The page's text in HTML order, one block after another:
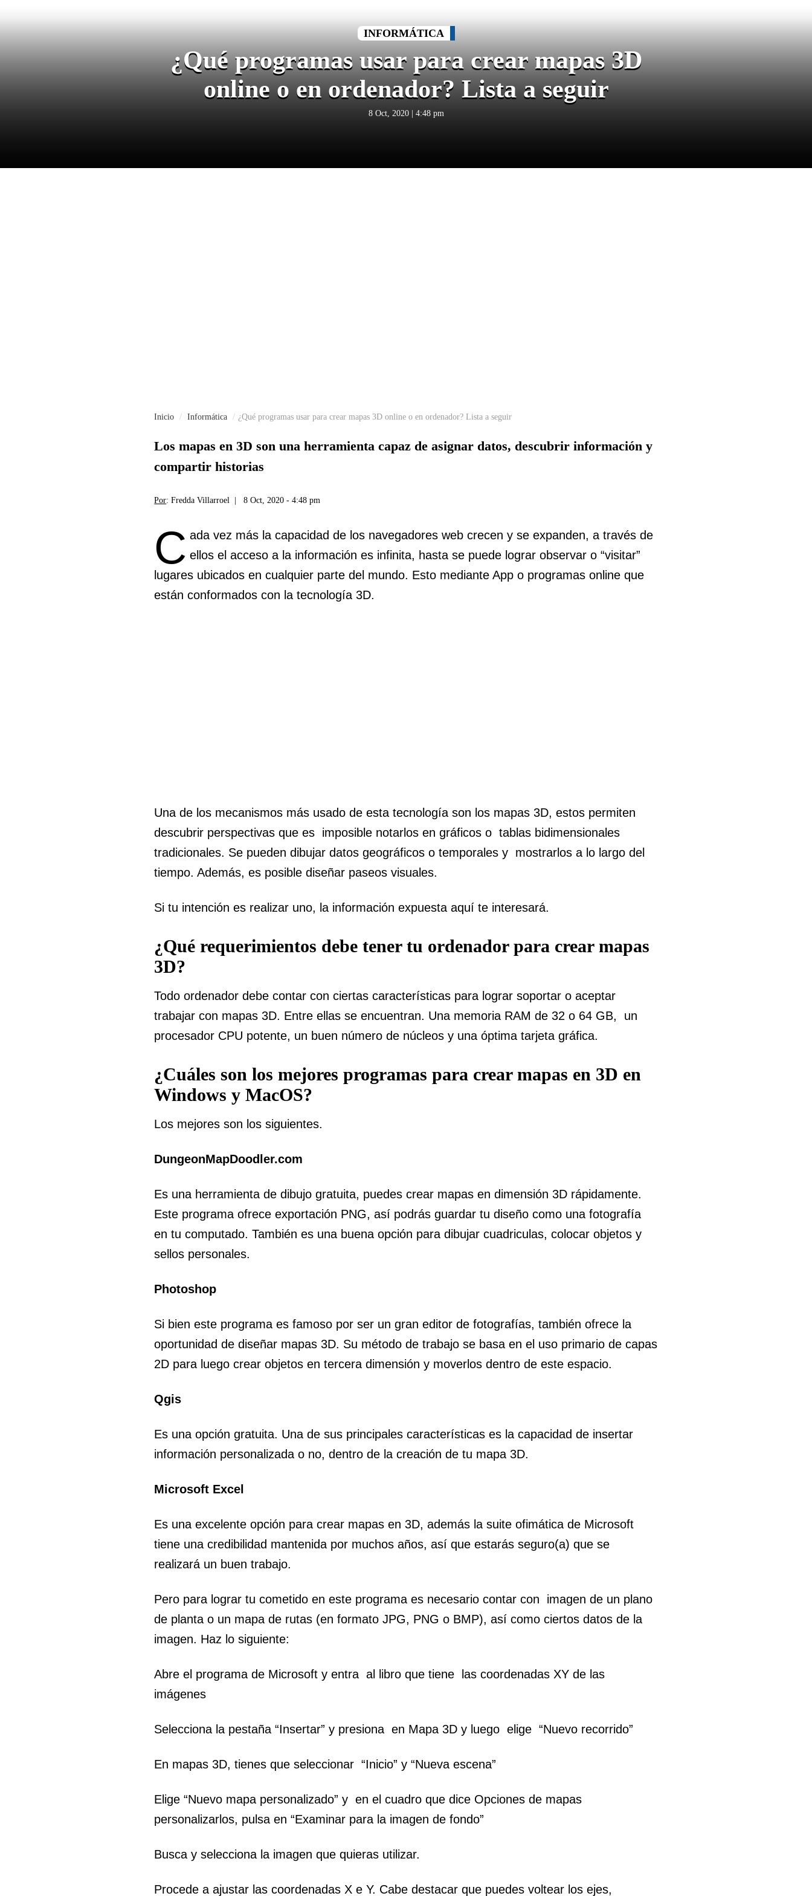
INFORMÁTICA
¿Qué programas usar para crear mapas 3D
online o en ordenador? Lista a seguir
8 Oct, 2020 | 4:48 pm
Inicio Informática ¿Qué programas usar para crear mapas 3D online o en ordenador? Lista a seguir
Los mapas en 3D son una herramienta capaz de asignar datos, descubrir información y
compartir historias
Por: Fredda Villarroel | 8 Oct, 2020 - 4:48 pm
C ada vez más la capacidad de los navegadores web crecen y se expanden, a través de
ellos el acceso a la información es infinita, hasta se puede lograr observar o “visitar”
lugares ubicados en cualquier parte del mundo. Esto mediante App o programas online que
están conformados con la tecnología 3D.
Una de los mecanismos más usado de esta tecnología son los mapas 3D, estos permiten
descubrir perspectivas que es imposible notarlos en gráficos o tablas bidimensionales
tradicionales. Se pueden dibujar datos geográficos o temporales y mostrarlos a lo largo del
tiempo. Además, es posible diseñar paseos visuales.
Si tu intención es realizar uno, la información expuesta aquí te interesará.
¿Qué requerimientos debe tener tu ordenador para crear mapas
3D?
Todo ordenador debe contar con ciertas características para lograr soportar o aceptar
trabajar con mapas 3D. Entre ellas se encuentran. Una memoria RAM de 32 o 64 GB, un
procesador CPU potente, un buen número de núcleos y una óptima tarjeta gráfica.
¿Cuáles son los mejores programas para crear mapas en 3D en
Windows y MacOS?
Los mejores son los siguientes.
DungeonMapDoodler.com
Es una herramienta de dibujo gratuita, puedes crear mapas en dimensión 3D rápidamente.
Este programa ofrece exportación PNG, así podrás guardar tu diseño como una fotografía
en tu computado. También es una buena opción para dibujar cuadriculas, colocar objetos y
sellos personales.
Photoshop
Si bien este programa es famoso por ser un gran editor de fotografías, también ofrece la
oportunidad de diseñar mapas 3D. Su método de trabajo se basa en el uso primario de capas
2D para luego crear objetos en tercera dimensión y moverlos dentro de este espacio.
Qgis
Es una opción gratuita. Una de sus principales características es la capacidad de insertar
información personalizada o no, dentro de la creación de tu mapa 3D.
Microsoft Excel
Es una excelente opción para crear mapas en 3D, además la suite ofimática de Microsoft
tiene una credibilidad mantenida por muchos años, así que estarás seguro(a) que se
realizará un buen trabajo.
Pero para lograr tu cometido en este programa es necesario contar con imagen de un plano
de planta o un mapa de rutas (en formato JPG, PNG o BMP), así como ciertos datos de la
imagen. Haz lo siguiente:
Abre el programa de Microsoft y entra al libro que tiene las coordenadas XY de las
imágenes
Selecciona la pestaña “Insertar” y presiona en Mapa 3D y luego elige “Nuevo recorrido”
En mapas 3D, tienes que seleccionar “Inicio” y “Nueva escena”
Elige “Nuevo mapa personalizado” y en el cuadro que dice Opciones de mapas
personalizarlos, pulsa en “Examinar para la imagen de fondo”
Busca y selecciona la imagen que quieras utilizar.
Procede a ajustar las coordenadas X e Y. Cabe destacar que puedes voltear los ejes,